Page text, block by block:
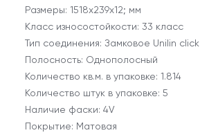
Размеры: 1518x239x12; мм
Класс износостойкости: 33 класс
Тип соединения: Замковое Unilin click
Полосность: Однополосный
Количество кв.м. в упаковке: 1.814
Количество штук в упаковке: 5
Наличие фаски: 4V
Покрытие: Матовая